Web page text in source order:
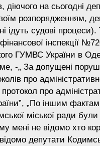
діючого на сьогодні
розпорядженням,
ідуть судові
інспекції
ГУМВС України в
-„ За допущені
про
про
„По іншим фактам
міської ради були
мені не відомо хто
депутати